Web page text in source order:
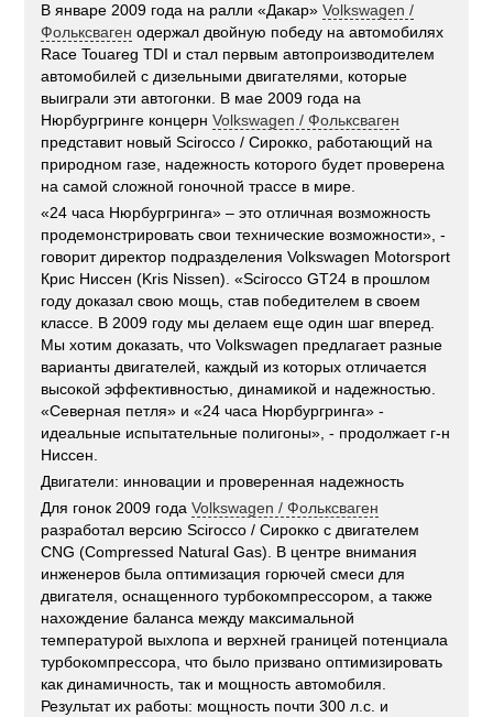
В январе 2009 года на ралли «Дакар»Volkswagen /
Фольксваген одержал двойную победу на автомобилях
Race Touareg TDI и стал первым автопроизводителем
автомобилей с дизельными двигателями, которые
выиграли эти автогонки. В мае 2009 года на
Нюрбургринге концернVolkswagen / Фольксваген
представит новый Sciroccо / Сирокко, работающий на
природном газе, надежность которого будет проверена
на самой сложной гоночной трассе в мире.
«24 часа Нюрбургринга» – это отличная возможность
продемонстрировать свои технические возможности», -
говорит директор подразделения Volkswagen Motorsport
Крис Ниссен (Kris Nissen). «Scirocco GT24 в прошлом
году доказал свою мощь, став победителем в своем
классе. В 2009 году мы делаем еще один шаг вперед.
Мы хотим доказать, что Volkswagen предлагает разные
варианты двигателей, каждый из которых отличается
высокой эффективностью, динамикой и надежностью.
«Северная петля» и «24 часа Нюрбургринга» -
идеальные испытательные полигоны», - продолжает г-н
Ниссен.
Двигатели: инновации и проверенная надежность
Для гонок 2009 годаVolkswagen / Фольксваген
разработал версию Scirocco / Сирокко с двигателем
CNG (Compressed Natural Gas). В центре внимания
инженеров была оптимизация горючей смеси для
двигателя, оснащенного турбокомпрессором, а также
нахождение баланса между максимальной
температурой выхлопа и верхней границей потенциала
турбокомпрессора, что было призвано оптимизировать
как динамичность, так и мощность автомобиля.
Результат их работы: мощность почти 300 л.с. и